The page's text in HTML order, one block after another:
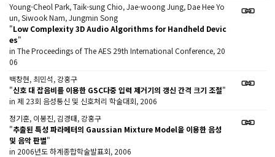
Young-Cheol Park, Taik-sung Chio, Jae-woong Jung, Dae Hee Yo
un, Siwook Nam, Jungmin Song
"Low Complexity 3D Audio Algorithms for Handheld Devic
es"
in The Proceedings of The AES 29th International Conference, 20
06
백창현, 최민석, 강홍구
"신호 대 잡음비를 이용한 GSC다중 입력 제거기의 갱신 간격 크기 조절"
in 제 23회 음성통신 및 신호처리 학술대회, 2006
정기훈, 이봉진, 김경태, 강홍구
"추출된 특성 파라메터의 Gaussian Mixture Model을 이용한 음성
및 음악 판별"
in 2006년도 하계종합학술발표회, 2006